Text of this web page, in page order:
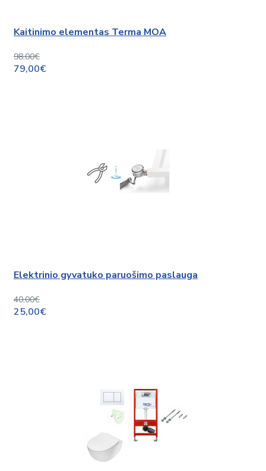
Kaitinimo elementas Terma MOA
98,00€
79,00€
Elektrinio gyvatuko paruošimo paslauga
40,00€
25,00€